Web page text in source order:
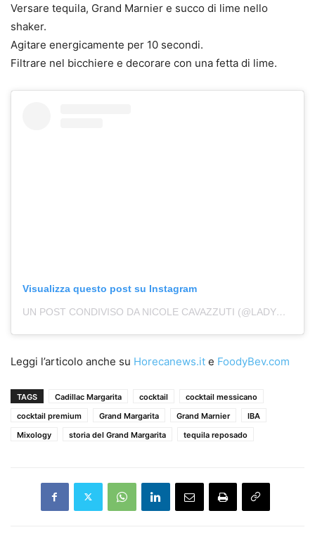
Versare tequila, Grand Marnier e succo di lime nello
shaker.
Agitare energicamente per 10 secondi.
Filtrare nel bicchiere e decorare con una fetta di lime.
Visualizza questo post su Instagram
UN POST CONDIVISO DA NICOLE CAVAZZUTI (@LADYCOCKTAILNICOLE)
Leggi l’articolo anche su Horecanews.it e FoodyBev.com
TAGS Cadillac Margarita cocktail
cocktail messicano
cocktail premium
Grand Margarita Grand Marnier
IBA
Mixology
storia del Grand Margarita tequila reposado